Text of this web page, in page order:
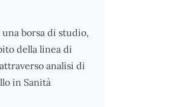
borsa di studio,
della linea di
analisi di
in Sanità